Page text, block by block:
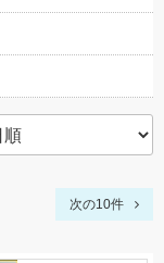
次の10件